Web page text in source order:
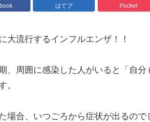
はてブ Pocket
大流行するインフルエンザ！！
、周囲に感染した人がいると「自
。
場合、いつごろから症状が出るので